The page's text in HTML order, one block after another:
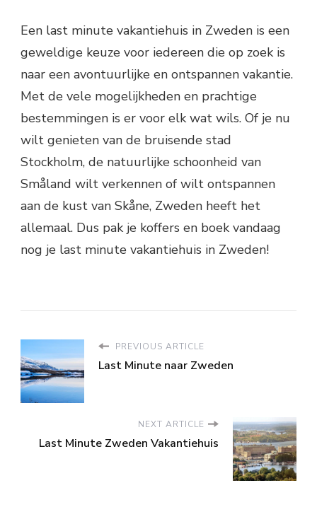
Een last minute vakantiehuis in Zweden is een
geweldige keuze voor iedereen die op zoek is
naar een avontuurlijke en ontspannen vakantie.
Met de vele mogelijkheden en prachtige
bestemmingen is er voor elk wat wils. Of je nu
wilt genieten van de bruisende stad
Stockholm, de natuurlijke schoonheid van
Småland wilt verkennen of wilt ontspannen
aan de kust van Skåne, Zweden heeft het
allemaal. Dus pak je koffers en boek vandaag
nog je last minute vakantiehuis in Zweden!
PREVIOUS ARTICLE
Last Minute naar Zweden
NEXT ARTICLE
Last Minute Zweden Vakantiehuis